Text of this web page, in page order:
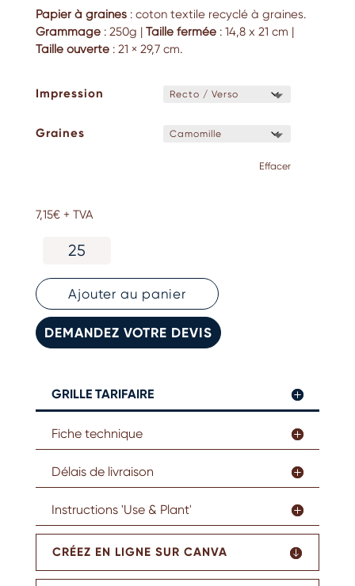
Papier à graines: coton textile recyclé à graines.
Grammage: 250g | Taille fermée: 14,8 x 21 cm |
Taille ouverte: 21 × 29,7 cm.
Impression
Graines
Effacer
7,15€ + TVA
pliante
ensemencée
A5
Ajouter au panier
DEMANDEZ VOTRE DEVIS
GRILLE TARIFAIRE
Fiche technique
Délais de livraison
Instructions 'Use & Plant'
CRÉEZ EN LIGNE SUR CANVA